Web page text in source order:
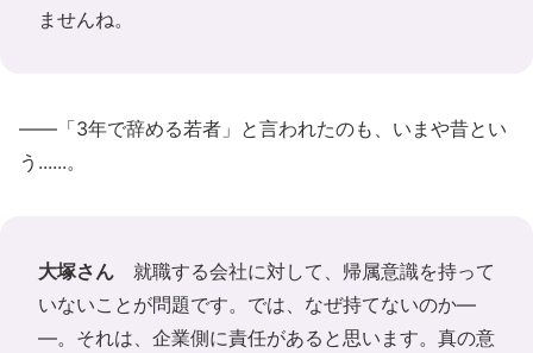
ませんね。
――「3年で辞める若者」と言われたのも、いまや昔とい
う......。
大塚さん 就職する会社に対して、帰属意識を持って
いないことが問題です。では、なぜ持てないのか―
―。それは、企業側に責任があると思います。真の意